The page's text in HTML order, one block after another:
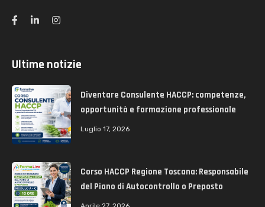
Ultime notizie
Diventare Consulente HACCP: competenze,
opportunità e formazione professionale
Luglio 17, 2026
Corso HACCP Regione Toscana: Responsabile
del Piano di Autocontrollo o Preposto